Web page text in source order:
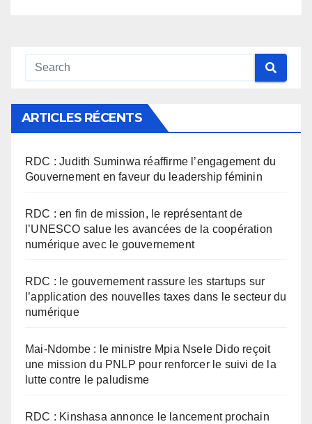
ARTICLES RÉCENTS
RDC : Judith Suminwa réaffirme l’engagement du
Gouvernement en faveur du leadership féminin
RDC : en fin de mission, le représentant de
l’UNESCO salue les avancées de la coopération
numérique avec le gouvernement
RDC : le gouvernement rassure les startups sur
l’application des nouvelles taxes dans le secteur du
numérique
Mai-Ndombe : le ministre Mpia Nsele Dido reçoit
une mission du PNLP pour renforcer le suivi de la
lutte contre le paludisme
RDC : Kinshasa annonce le lancement prochain